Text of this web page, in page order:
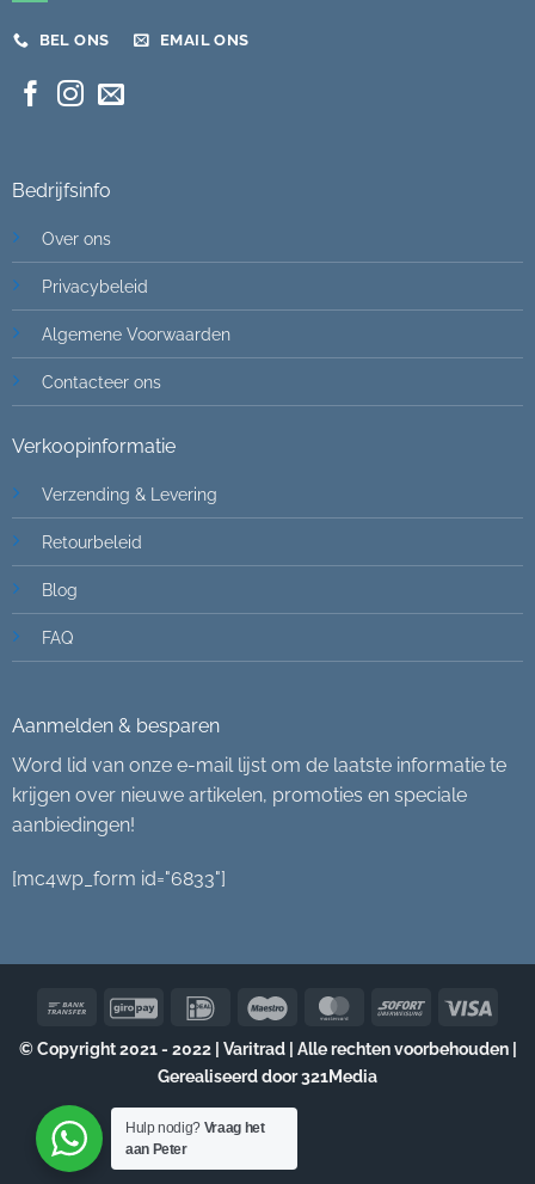
BEL ONS EMAIL ONS
Bedrijfsinfo
Over ons
Privacybeleid
Algemene Voorwaarden
Contacteer ons
Verkoopinformatie
Verzending & Levering
Retourbeleid
Blog
FAQ
Aanmelden & besparen
Word lid van onze e-mail lijst om de laatste informatie te
krijgen over nieuwe artikelen, promoties en speciale
aanbiedingen!
[mc4wp_form id="6833"]
Bank
GiroPay IDeal Maestro MasterCardSofort
© Copyright 2021 - 2022 | Varitrad | Alle rechten voorbehouden |
Gerealiseerd door321Media
Hulp nodig? Vraag het
aan Peter